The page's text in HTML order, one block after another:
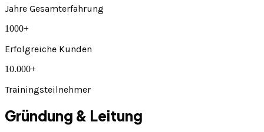
Jahre Gesamterfahrung
1000+
Erfolgreiche Kunden
10.000+
Trainingsteilnehmer
Gründung & Leitung